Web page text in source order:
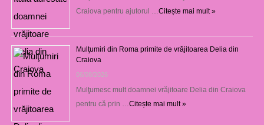
Craiova pentru ajutorul … Citește mai mult »
Mulţumiri din Roma primite de vrăjitoarea Delia din
Craiova
06/08/2026
Mulţumesc mult doamnei vrăjitoare Delia din Craiova
pentru că prin … Citește mai mult »